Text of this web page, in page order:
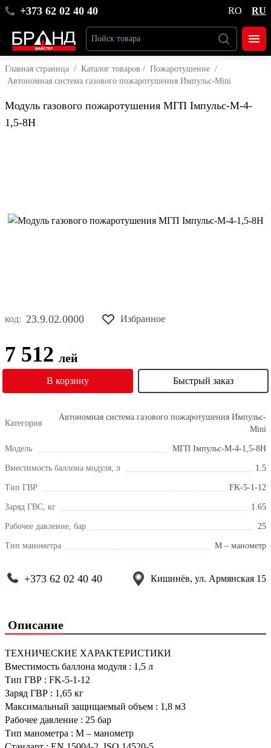
+373 62 02 40 40 RO RU
Главная страница / Каталог товаров / Пожаротушение /
Автономная система газового пожаротушения Импульс-Mini
Модуль газового пожаротушения МГП Імпульс-М-4-
1,5-8Н
код: 23.9.02.0000 Избранное
7 512 лей
В корзину Быстрый заказ
Категория
Автономная система газового пожаротушения Импульс-
Mini
Модель МГП Імпульс-М-4-1,5-8Н
Вместимость баллона модуля, л 1.5
Тип ГВР FK-5-1-12
Заряд ГВС, кг 1.65
Рабочее давление, бар 25
Тип манометра М – манометр
+373 62 02 40 40 Кишинёв, ул. Армянская 15
Описание
ТЕХНИЧЕСКИЕ ХАРАКТЕРИСТИКИ
Вместимость баллона модуля : 1,5 л
Тип ГВР : FK-5-1-12
Заряд ГВР : 1,65 кг
Максимальный защищаемый объем : 1,8 м3
Рабочее давление : 25 бар
Тип манометра : М – манометр